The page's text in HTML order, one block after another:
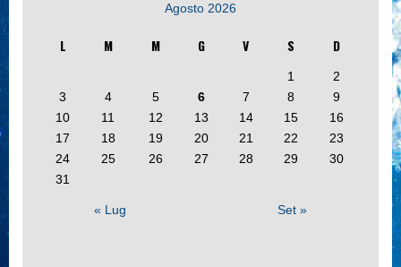
Agosto 2026
L M M G V S D
1
2
3
4 5 6 7 8
9
10
11 12 13 14 15
16
17
18 19 20 21 22
23
24
25 26 27 28 29
30
31
« Lug Set »